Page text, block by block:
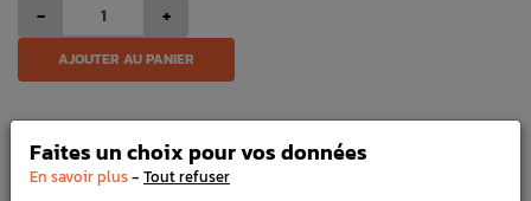
- +
AJOUTER AU PANIER
03 27 70 17 49
Commandes, conseils, nous sommes là pour vous aider !
HORAIRES
Faites un choix pour vos données
En savoir plus- Tout refuser